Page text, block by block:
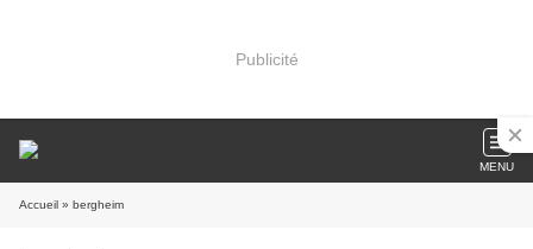
Publicité
MENU
Accueil » bergheim